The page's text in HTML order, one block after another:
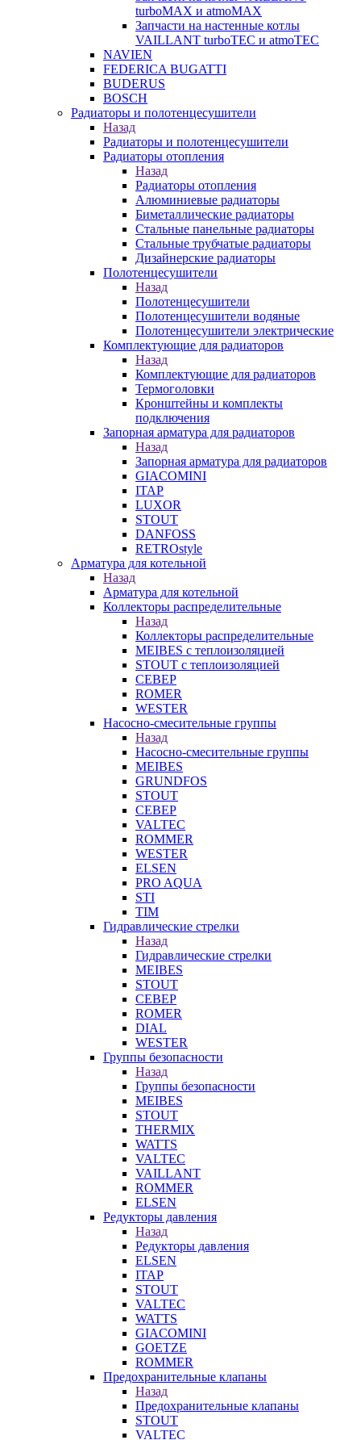
turboMAX и atmoMAX
Запчасти на настенные котлы
VAILLANT turboTEC и atmoTEC
NAVIEN
FEDERICA BUGATTI
BUDERUS
BOSCH
Радиаторы и полотенцесушители
Назад
Радиаторы и полотенцесушители
Радиаторы отопления
Назад
Радиаторы отопления
Алюминиевые радиаторы
Биметаллические радиаторы
Стальные панельные радиаторы
Стальные трубчатые радиаторы
Дизайнерские радиаторы
Полотенцесушители
Назад
Полотенцесушители
Полотенцесушители водяные
Полотенцесушители электрические
Комплектующие для радиаторов
Назад
Комплектующие для радиаторов
Термоголовки
Кронштейны и комплекты
подключения
Запорная арматура для радиаторов
Назад
Запорная арматура для радиаторов
GIACOMINI
ITAP
LUXOR
STOUT
DANFOSS
RETROstyle
Арматура для котельной
Назад
Арматура для котельной
Коллекторы распределительные
Назад
Коллекторы распределительные
MEIBES с теплоизоляцией
STOUT с теплоизоляцией
СЕВЕР
ROMER
WESTER
Насосно-смесительные группы
Назад
Насосно-смесительные группы
MEIBES
GRUNDFOS
STOUT
СЕВЕР
VALTEC
ROMMER
WESTER
ELSEN
PRO AQUA
STI
TIM
Гидравлические стрелки
Назад
Гидравлические стрелки
MEIBES
STOUT
СЕВЕР
ROMER
DIAL
WESTER
Группы безопасности
Назад
Группы безопасности
MEIBES
STOUT
THERMIX
WATTS
VALTEC
VAILLANT
ROMMER
ELSEN
Редукторы давления
Назад
Редукторы давления
ELSEN
ITAP
STOUT
VALTEC
WATTS
GIACOMINI
GOETZE
ROMMER
Предохранительные клапаны
Назад
Предохранительные клапаны
STOUT
VALTEC